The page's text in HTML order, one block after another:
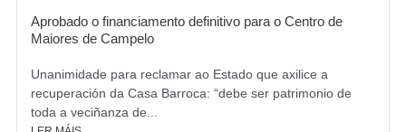
Aprobado o financiamento definitivo para o Centro de
Maiores de Campelo
Unanimidade para reclamar ao Estado que axilice a
recuperación da Casa Barroca: “debe ser patrimonio de
toda a veciñanza de...